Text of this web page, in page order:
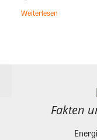
Weiterlesen
Fakten